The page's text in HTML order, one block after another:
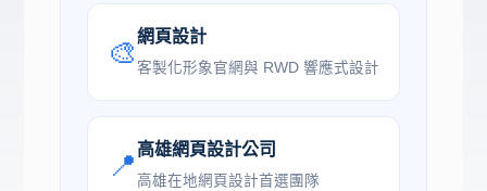
🎨網頁設計
客製化形象官網與 RWD 響應式設計
📍 高雄網頁設計公司
高雄在地網頁設計首選團隊